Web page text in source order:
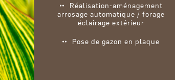
Réalisation-aménagement
arrosage automatique / forage
éclairage extérieur
Pose de gazon en plaque